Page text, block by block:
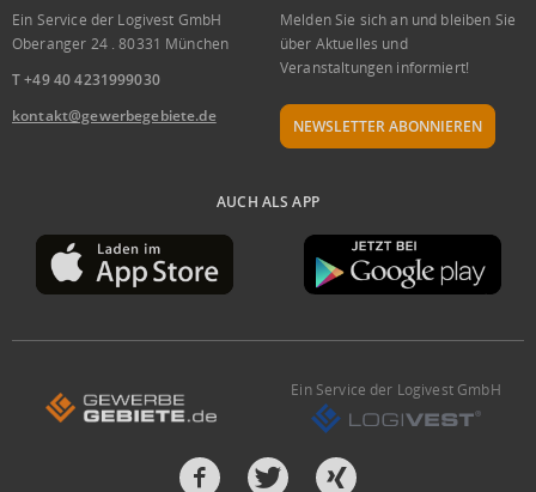
Ein Service der Logivest GmbH
Oberanger 24 . 80331 München
T +49 40 4231999030
kontakt@gewerbegebiete.de
Melden Sie sich an und bleiben Sie
über Aktuelles und
Veranstaltungen informiert!
NEWSLETTER ABONNIEREN
AUCH ALS APP
Ein Service der Logivest GmbH